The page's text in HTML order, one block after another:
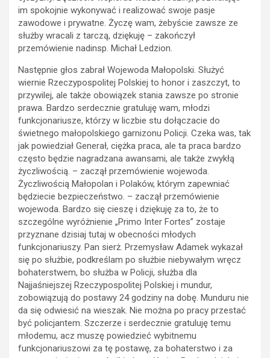
im spokojnie wykonywać i realizować swoje pasje
zawodowe i prywatne. Życzę wam, żebyście zawsze ze
służby wracali z tarczą, dziękuję – zakończył
przemówienie nadinsp. Michał Ledzion.
Następnie głos zabrał Wojewoda Małopolski. Służyć
wiernie Rzeczypospolitej Polskiej to honor i zaszczyt, to
przywilej, ale także obowiązek stania zawsze po stronie
prawa. Bardzo serdecznie gratuluję wam, młodzi
funkcjonariusze, którzy w liczbie stu dołączacie do
świetnego małopolskiego garnizonu Policji. Czeka was, tak
jak powiedział Generał, ciężka praca, ale ta praca bardzo
często będzie nagradzana awansami, ale także zwykłą
życzliwością. – zaczął przemówienie wojewoda.
Życzliwością Małopolan i Polaków, którym zapewniać
będziecie bezpieczeństwo. – zaczął przemówienie
wojewoda. Bardzo się cieszę i dziękuję za to, że to
szczególne wyróżnienie „Primo Inter Fortes” zostaje
przyznane dzisiaj tutaj w obecności młodych
funkcjonariuszy. Pan sierż. Przemysław Adamek wykazał
się po służbie, podkreślam po służbie niebywałym wręcz
bohaterstwem, bo służba w Policji, służba dla
Najjaśniejszej Rzeczypospolitej Polskiej i mundur,
zobowiązują do postawy 24 godziny na dobę. Munduru nie
da się odwiesić na wieszak. Nie można po pracy przestać
być policjantem. Szczerze i serdecznie gratuluję temu
młodemu, acz muszę powiedzieć wybitnemu
funkcjonariuszowi za tę postawę, za bohaterstwo i za